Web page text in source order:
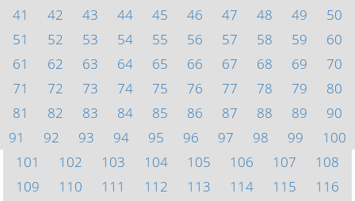
41
42 43 44 45 46 47 48 49
50
51
52 53 54 55 56 57 58 59
60
61
62 63 64 65 66 67 68 69
70
71
72 73 74 75 76 77 78 79
80
81
82 83 84 85 86 87 88 89
90
91
92 93 94 95 96 97 98 99
100
101
102 103 104 105 106 107
108
109
110 111 112 113 114 115
116